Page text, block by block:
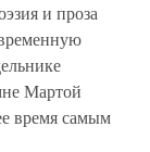
и проза
Мартой
время самым